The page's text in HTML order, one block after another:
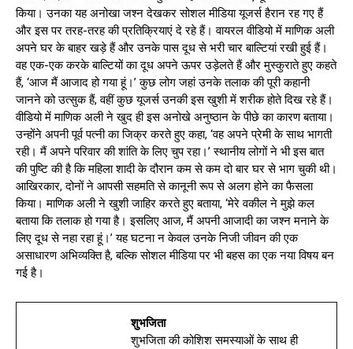
किया। उनका यह अनोखा जश्न देखकर सोशल मीडिया यूजर्स हैरान रह गए हैं
और इस पर तरह-तरह की प्रतिक्रियाएं दे रहे हैं। वायरल वीडियो में माणिक अली
अपने घर के बाहर खड़े हैं और उनके पास दूध से भरी चार बाल्टियां रखी हुई हैं।
वह एक-एक करके बाल्टियों का दूध अपने ऊपर उड़ेलते हैं और मुस्कुराते हुए कहते
हैं, ‘आज मैं आजाद हो गया हूं।’ कुछ लोग जहां उनके तलाक की पूरी कहानी
जानने को उत्सुक हैं, वहीं कुछ यूजर्स उनकी इस खुशी में शरीक होते दिख रहे हैं।
वीडियो में माणिक अली ने खुद ही इस अनोखे अनुष्ठान के पीछे का कारण बताया।
उन्होंने अपनी पूर्व पत्नी का जिक्र करते हुए कहा, ‘वह अपने प्रेमी के साथ भागती
रही। मैं अपने परिवार की शांति के लिए चुप रहा।’ स्थानीय लोगों ने भी इस बात
की पुष्टि की है कि महिला शादी के दौरान कम से कम दो बार घर से भाग चुकी थी।
आखिरकार, दोनों ने आपसी सहमति से कानूनी रूप से अलग होने का फैसला
किया। माणिक अली ने खुशी जाहिर करते हुए बताया, ‘मेरे वकील ने मुझे कल
बताया कि तलाक हो गया है। इसलिए आज, मैं अपनी आजादी का जश्न मनाने के
लिए दूध से नहा रहा हूं।’ यह घटना न केवल उनके निजी जीवन की एक
असाधारण अभिव्यक्ति है, बल्कि सोशल मीडिया पर भी बहस का एक नया विषय बन
गई है।
शुभजिता
शुभजिता की कोशिश समस्याओं के साथ ही